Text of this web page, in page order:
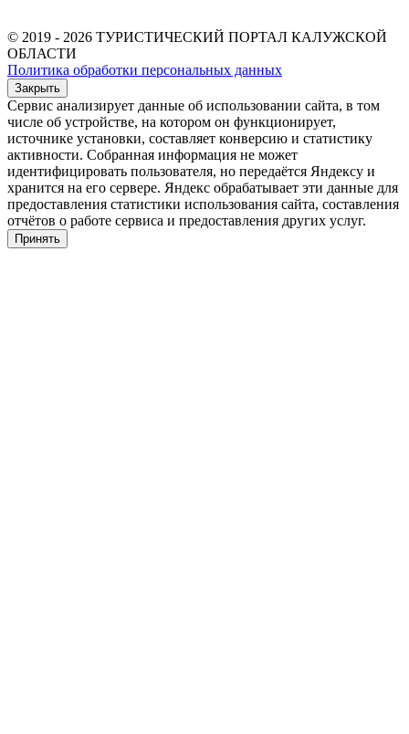
© 2019 - 2026 ТУРИСТИЧЕСКИЙ ПОРТАЛ КАЛУЖСКОЙ
ОБЛАСТИ
Политика обработки персональных данных
Закрыть
Сервис анализирует данные об использовании сайта, в том
числе об устройстве, на котором он функционирует,
источнике установки, составляет конверсию и статистику
активности. Собранная информация не может
идентифицировать пользователя, но передаётся Яндексу и
хранится на его сервере. Яндекс обрабатывает эти данные для
предоставления статистики использования сайта, составления
отчётов о работе сервиса и предоставления других услуг.
Принять